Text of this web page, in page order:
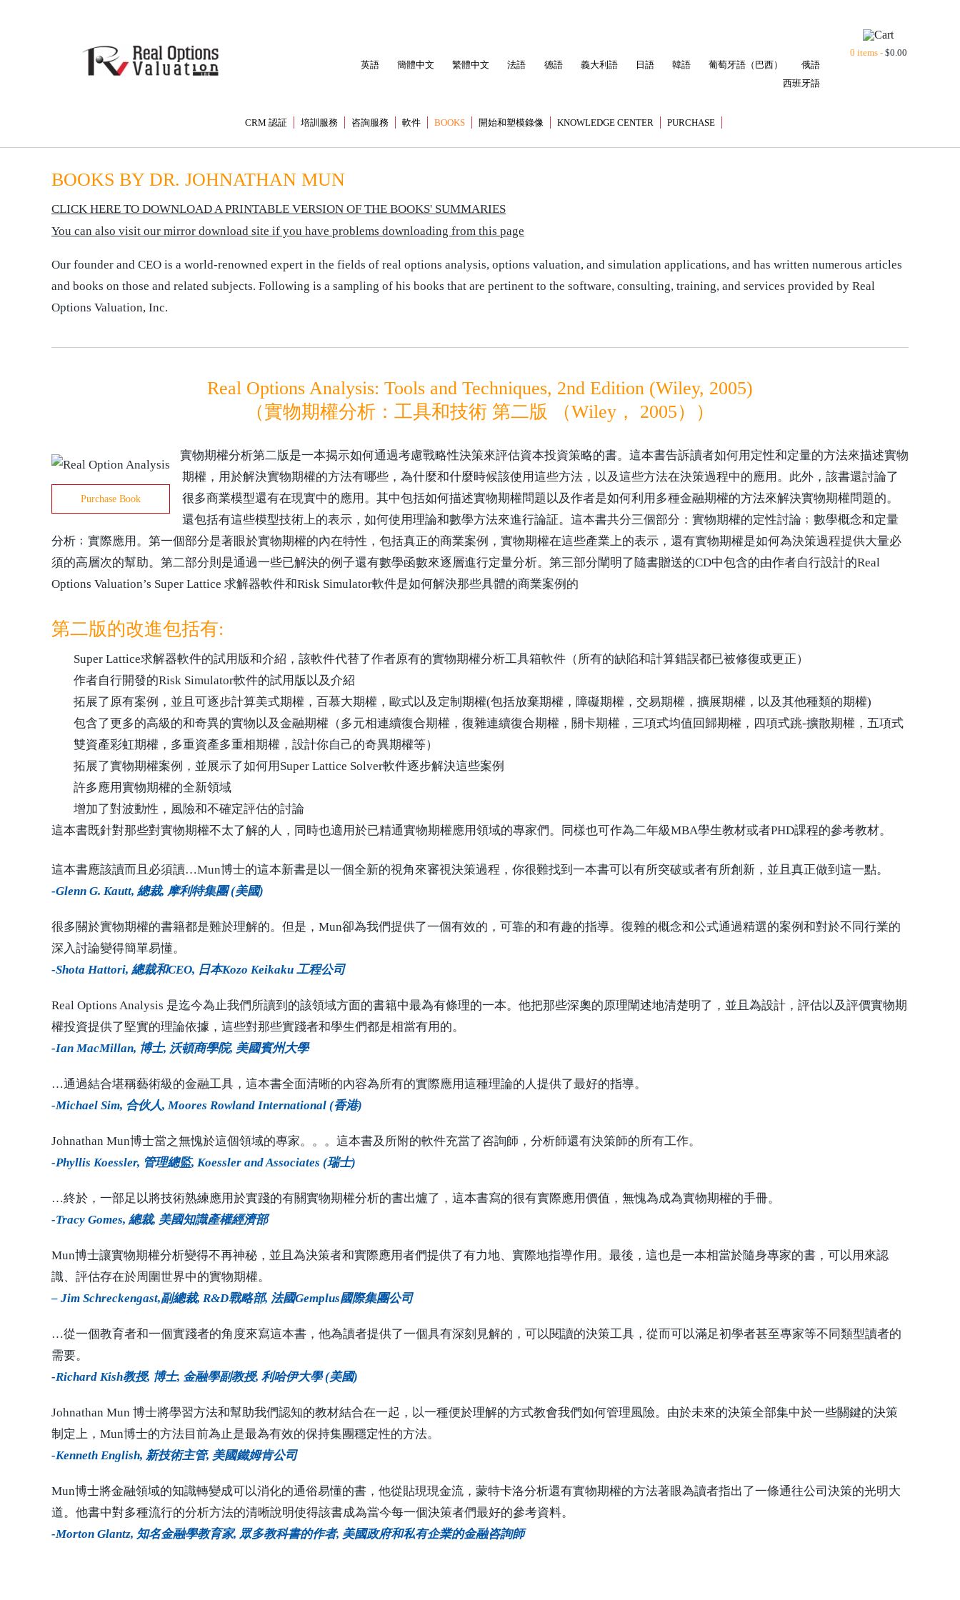
英語 簡體中文 繁體中文 法語 德語 義大利語 日語 韓語 葡萄牙語（巴西）
俄語
西班牙語
0 items - $0.00
CRM 認証 培訓服務 咨詢服務 軟件 BOOKS 開始和塑模錄像 KNOWLEDGE CENTER PURCHASE
BOOKS BY DR. JOHNATHAN MUN
CLICK HERE TO DOWNLOAD A PRINTABLE VERSION OF THE BOOKS' SUMMARIES
You can also visit our mirror download site if you have problems downloading from this page
Our founder and CEO is a world-renowned expert in the fields of real options analysis, options valuation, and simulation applications, and has written numerous articles
and books on those and related subjects. Following is a sampling of his books that are pertinent to the software, consulting, training, and services provided by Real
Options Valuation, Inc.
Real Options Analysis: Tools and Techniques, 2nd Edition (Wiley, 2005)
（實物期權分析：工具和技術 第二版 （Wiley， 2005））
Purchase Book
實物期權分析第二版是一本揭示如何通過考慮戰略性決策來評估資本投資策略的書。這本書告訴讀者如何用定性和定量的方法來描述實物
期權，用於解決實物期權的方法有哪些，為什麼和什麼時候該使用這些方法，以及這些方法在決策過程中的應用。此外，該書還討論了
很多商業模型還有在現實中的應用。其中包括如何描述實物期權問題以及作者是如何利用多種金融期權的方法來解決實物期權問題的。
還包括有這些模型技術上的表示，如何使用理論和數學方法來進行論証。這本書共分三個部分：實物期權的定性討論﹔數學概念和定量
分析﹔實際應用。第一個部分是著眼於實物期權的內在特性，包括真正的商業案例，實物期權在這些產業上的表示，還有實物期權是如何為決策過程提供大量必
須的高層次的幫助。第二部分則是通過一些已解決的例子還有數學函數來逐層進行定量分析。第三部分闡明了隨書贈送的CD中包含的由作者自行設計的Real
Options Valuation’s Super Lattice 求解器軟件和Risk Simulator軟件是如何解決那些具體的商業案例的
第二版的改進包括有:
Super Lattice求解器軟件的試用版和介紹，該軟件代替了作者原有的實物期權分析工具箱軟件（所有的缺陷和計算錯誤都已被修復或更正）
作者自行開發的Risk Simulator軟件的試用版以及介紹
拓展了原有案例，並且可逐步計算美式期權，百慕大期權，歐式以及定制期權(包括放棄期權，障礙期權，交易期權，擴展期權，以及其他種類的期權)
包含了更多的高級的和奇異的實物以及金融期權（多元相連續復合期權，復雜連續復合期權，關卡期權，三項式均值回歸期權，四項式跳-擴散期權，五項式
雙資產彩虹期權，多重資產多重相期權，設計你自己的奇異期權等）
拓展了實物期權案例，並展示了如何用Super Lattice Solver軟件逐步解決這些案例
許多應用實物期權的全新領域
增加了對波動性，風險和不確定評估的討論
這本書既針對那些對實物期權不太了解的人，同時也適用於已精通實物期權應用領域的專家們。同樣也可作為二年級MBA學生教材或者PHD課程的參考教材。
這本書應該讀而且必須讀…Mun博士的這本新書是以一個全新的視角來審視決策過程，你很難找到一本書可以有所突破或者有所創新，並且真正做到這一點。
-Glenn G. Kautt, 總裁, 摩利特集團 (美國)
很多關於實物期權的書籍都是難於理解的。但是，Mun卻為我們提供了一個有效的，可靠的和有趣的指導。復雜的概念和公式通過精選的案例和對於不同行業的
深入討論變得簡單易懂。
-Shota Hattori, 總裁和CEO, 日本Kozo Keikaku 工程公司
Real Options Analysis 是迄今為止我們所讀到的該領域方面的書籍中最為有條理的一本。他把那些深奧的原理闡述地清楚明了，並且為設計，評估以及評價實物期
權投資提供了堅實的理論依據，這些對那些實踐者和學生們都是相當有用的。
-Ian MacMillan, 博士, 沃頓商學院, 美國賓州大學
…通過結合堪稱藝術級的金融工具，這本書全面清晰的內容為所有的實際應用這種理論的人提供了最好的指導。
-Michael Sim, 合伙人, Moores Rowland International (香港)
Johnathan Mun博士當之無愧於這個領域的專家。。。這本書及所附的軟件充當了咨詢師，分析師還有決策師的所有工作。
-Phyllis Koessler, 管理總監, Koessler and Associates (瑞士)
…終於，一部足以將技術熟練應用於實踐的有關實物期權分析的書出爐了，這本書寫的很有實際應用價值，無愧為成為實物期權的手冊。
-Tracy Gomes, 總裁, 美國知識產權經濟部
Mun博士讓實物期權分析變得不再神秘，並且為決策者和實際應用者們提供了有力地、實際地指導作用。最後，這也是一本相當於隨身專家的書，可以用來認
識、評估存在於周圍世界中的實物期權。
– Jim Schreckengast,副總裁, R&D戰略部, 法國Gemplus國際集團公司
…從一個教育者和一個實踐者的角度來寫這本書，他為讀者提供了一個具有深刻見解的，可以閱讀的決策工具，從而可以滿足初學者甚至專家等不同類型讀者的
需要。
-Richard Kish教授, 博士, 金融學副教授, 利哈伊大學 (美國)
Johnathan Mun 博士將學習方法和幫助我們認知的教材結合在一起，以一種便於理解的方式教會我們如何管理風險。由於未來的決策全部集中於一些關鍵的決策
制定上，Mun博士的方法目前為止是最為有效的保持集團穩定性的方法。
-Kenneth English, 新技術主管, 美國鐵姆肯公司
Mun博士將金融領域的知識轉變成可以消化的通俗易懂的書，他從貼現現金流，蒙特卡洛分析還有實物期權的方法著眼為讀者指出了一條通往公司決策的光明大
道。他書中對多種流行的分析方法的清晰說明使得該書成為當今每一個決策者們最好的參考資料。
-Morton Glantz, 知名金融學教育家, 眾多教科書的作者, 美國政府和私有企業的金融咨詢師